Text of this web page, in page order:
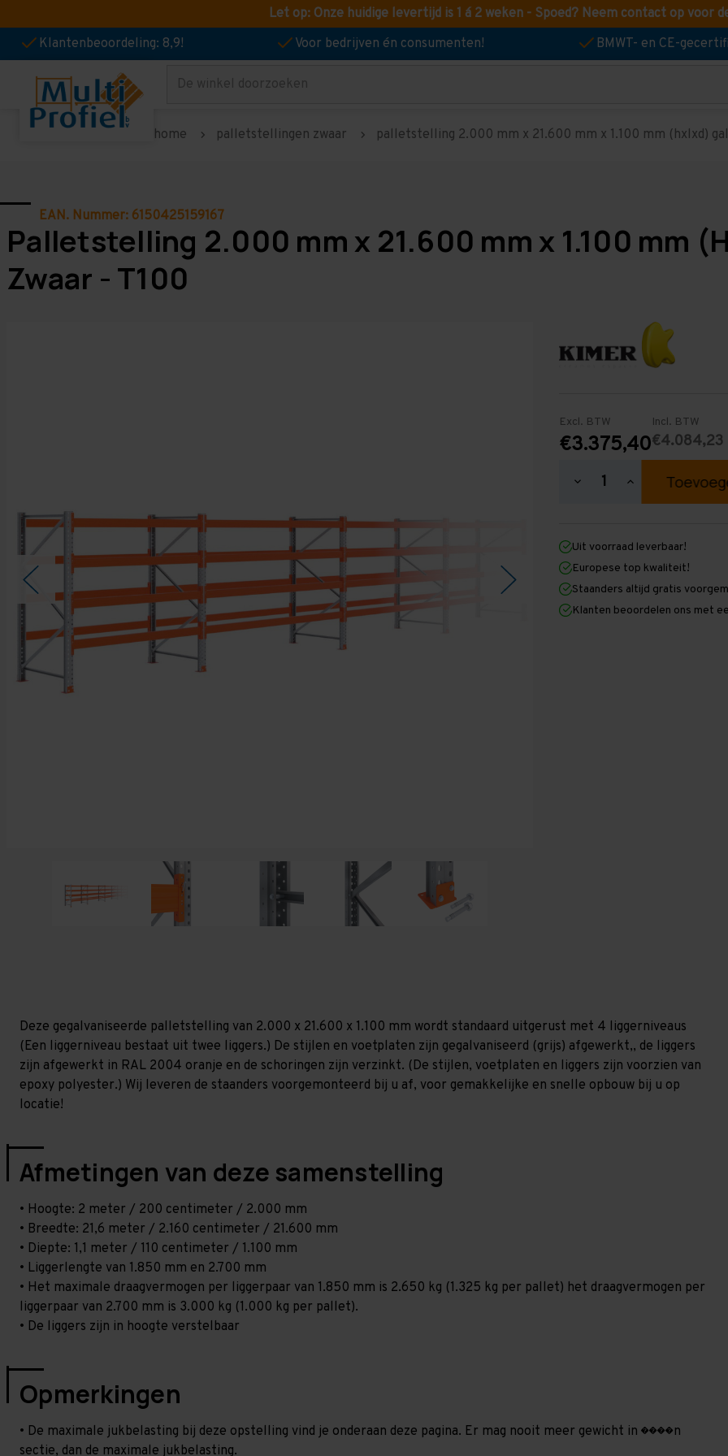
Let op: Onze huidige levertijd is 1 á 2 weken - Spoed? Neem contact op voor
Klantenbeoordeling: 8,9!
Voor bedrijven én consumenten! BMWT- en CE-
Zoeken
home palletstellingen zwaar palletstelling 2.000 mm x 21.600 mm x 1.100 mm (hxlxd)
EAN. Nummer: 6150425159167
Palletstelling 2.000 mm x 21.600 mm x 1.100 mm
Zwaar - T100
Excl. BTW
€3.375,40
Incl. BTW
€4.084,23
Hoeveelheid
2.000
mm
x
21.600
mm
x
1.100
Hoeveelheid
verhogen
2.000
mm
x
21.600
mm
x
1.100
Uit voorraad leverbaar!
Europese top kwaliteit!
Staanders altijd gratis
Klanten beoordelen ons met
Deze gegalvaniseerde palletstelling van 2.000 x 21.600 x 1.100 mm wordt standaard uitgerust met 4 liggerniveaus
(Een liggerniveau bestaat uit twee liggers.) De stijlen en voetplaten zijn gegalvaniseerd (grijs) afgewerkt,, de liggers
zijn afgewerkt in RAL 2004 oranje en de schoringen zijn verzinkt. (De stijlen, voetplaten en liggers zijn voorzien van
epoxy polyester.) Wij leveren de staanders voorgemonteerd bij u af, voor gemakkelijke en snelle opbouw bij u op
locatie!
Afmetingen van deze samenstelling
• Hoogte: 2 meter / 200 centimeter / 2.000 mm
• Breedte: 21,6 meter / 2.160 centimeter / 21.600 mm
• Diepte: 1,1 meter / 110 centimeter / 1.100 mm
• Liggerlengte van 1.850 mm en 2.700 mm
• Het maximale draagvermogen per liggerpaar van 1.850 mm is 2.650 kg (1.325 kg per pallet) het draagvermogen per
liggerpaar van 2.700 mm is 3.000 kg (1.000 kg per pallet).
• De liggers zijn in hoogte verstelbaar
Opmerkingen
• De maximale jukbelasting bij deze opstelling vind je onderaan deze pagina. Er mag nooit meer gewicht in ����n
sectie, dan de maximale jukbelasting.